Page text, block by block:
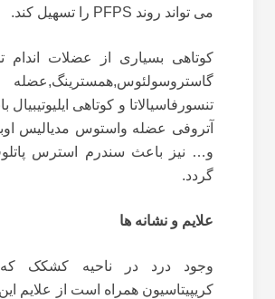
می تواند روند PFPS را تسهیل کند.
کوتاهی بسیاری از عضلات اندام
گاستروسولئوس,همسترینگ,عضله
تنسورفاسیالاتا و کوتاهی
آتروفی عضله واستوس مدیالیس
و… نیز باعث سندرم استرس
گردد.
علایم و نشانه ها
وجود درد در ناحیه کشکک
کریپیتاسیون همراه است از علایم